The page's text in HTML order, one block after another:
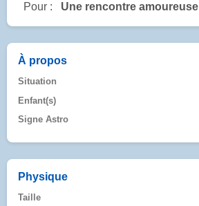
Pour : Une rencontre amoureuse
À propos
Situation
Enfant(s)
Signe Astro
Physique
Taille